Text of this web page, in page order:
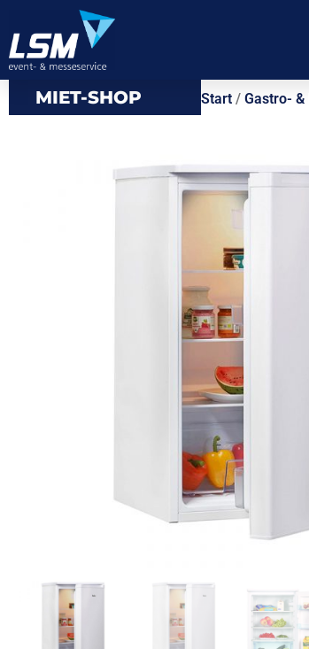
MIET-SHOP Start/ Gastro-